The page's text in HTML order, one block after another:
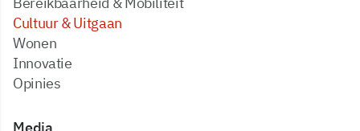
Cultuur & Uitgaan
Wonen
Innovatie
Opinies
Media